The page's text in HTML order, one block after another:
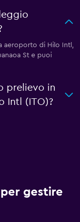
aeroporto di Hilo Intl,
St e puoi
prelievo in
Intl (ITO)?
gestire